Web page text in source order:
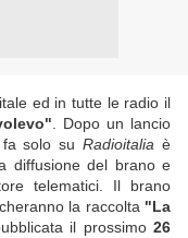
ed in tutte le radio il
. Dopo un lancio
fa solo suRadioitalia è
diffusione del brano e
telematici. Il brano
la raccolta "La
il prossimo 26